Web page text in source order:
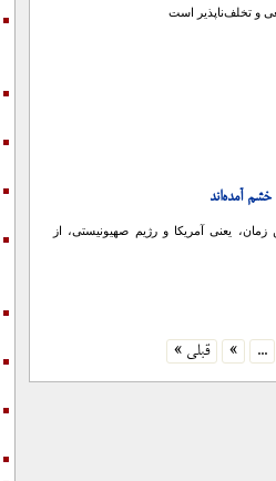
و تخلف‌ناپذیر است
خشم آمده‌اند
یعنی آمریکا و رژیم صهیونیستی، از
...
» قبلی »